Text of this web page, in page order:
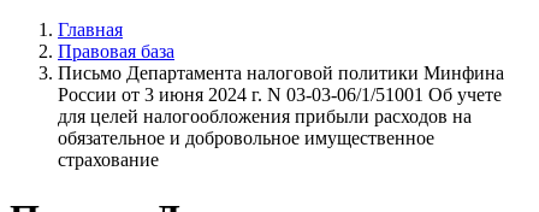
Главная
Правовая база
Письмо Департамента налоговой политики Минфина
России от 3 июня 2024 г. N 03-03-06/1/51001 Об учете
для целей налогообложения прибыли расходов на
обязательное и добровольное имущественное
страхование